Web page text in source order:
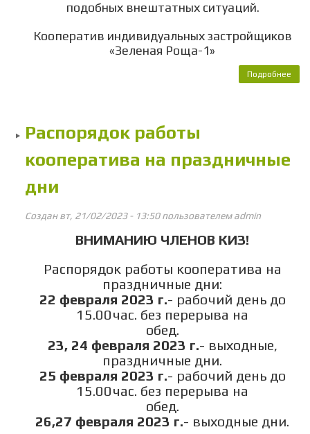
подобных внештатных ситуаций.
Кооператив индивидуальных застройщиков
«Зеленая Роща-1»
Подробнее
Распорядок работы
кооператива на праздничные
дни
Создан вт, 21/02/2023 - 13:50 пользователемadmin
ВНИМАНИЮ ЧЛЕНОВ КИЗ!
Распорядок работы кооператива на
праздничные дни:
22 февраля 2023 г.- рабочий день до
15.00час. без перерыва на
обед.
23, 24 февраля 2023 г.- выходные,
праздничные дни.
25 февраля 2023 г.- рабочий день до
15.00час. без перерыва на
обед.
26,27 февраля 2023 г.- выходные дни.